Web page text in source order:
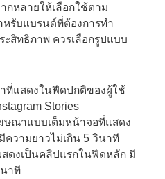
หลายให้เลือกใช้ตาม
หรับแบรนด์ที่ต้องการทำ
ะสิทธิภาพ ควรเลือกรูปแบบ
ที่แสดงในฟีดปกติของผู้ใช้
Stories
ษณาแบบเต็มหน้าจอที่แสดง
ความยาวไม่เกิน 5 วินาที
ดงเป็นคลิปแรกในฟีดหลัก มี
าที